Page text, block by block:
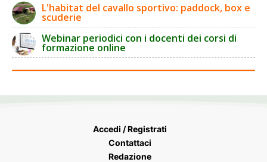
L'habitat del cavallo sportivo: paddock, box e
scuderie
Webinar periodici con i docenti dei corsi di
formazione online
Accedi / Registrati
Contattaci
Redazione